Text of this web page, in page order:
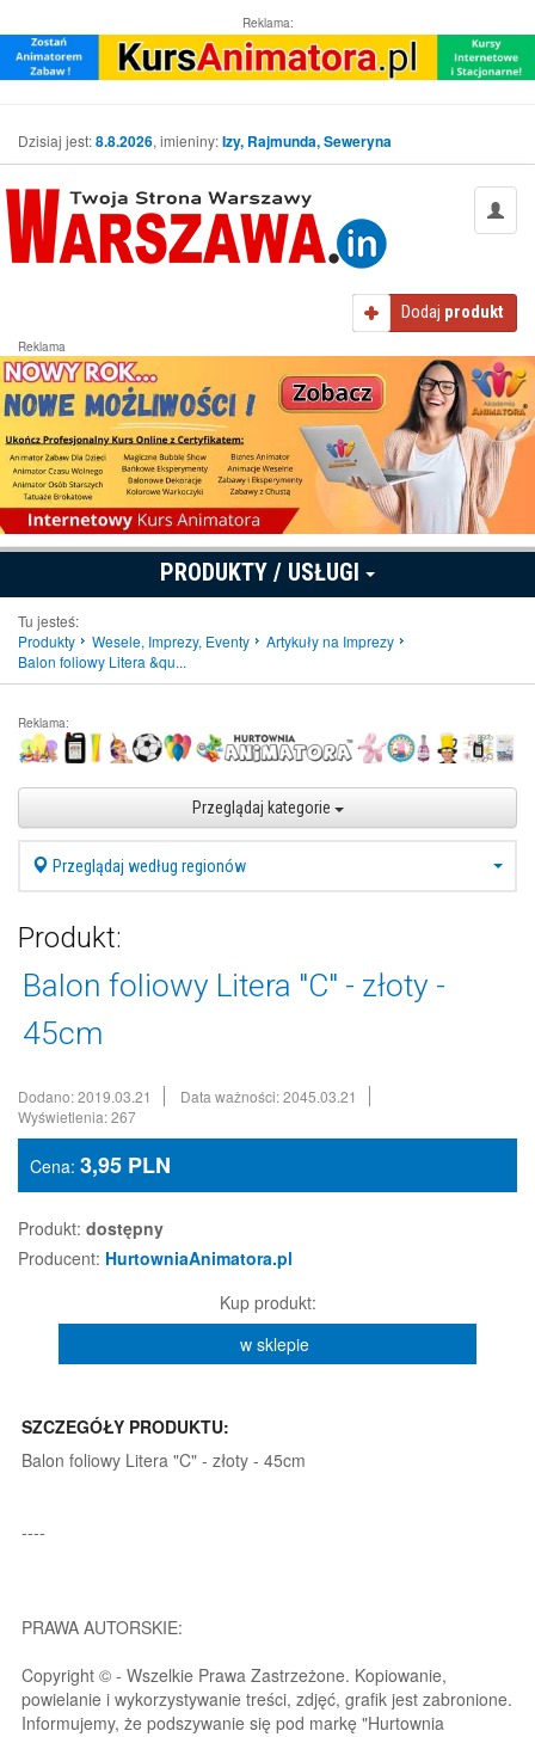
Reklama:
Dzisiaj jest:8.8.2026, imieniny:Izy, Rajmunda, Seweryna
Dodaj produkt
Reklama
PRODUKTY / USŁUGI
Tu jesteś:
Produkty
Wesele, Imprezy, Eventy
Artykuły na Imprezy
Balon foliowy Litera &qu...
Reklama:
Przeglądaj kategorie
Przeglądaj według regionów
Produkt:
Balon foliowy Litera "C" - złoty -
45cm
Dodano: 2019.03.21
Data ważności: 2045.03.21
Wyświetlenia: 267
Cena: 3,95 PLN
Produkt: dostępny
Producent: HurtowniaAnimatora.pl
Kup produkt:
w sklepie
SZCZEGÓŁY PRODUKTU:
Balon foliowy Litera "C" - złoty - 45cm
----
PRAWA AUTORSKIE:
Copyright © - Wszelkie Prawa Zastrzeżone. Kopiowanie,
powielanie i wykorzystywanie treści, zdjęć, grafik jest zabronione.
Informujemy, że podszywanie się pod markę "Hurtownia